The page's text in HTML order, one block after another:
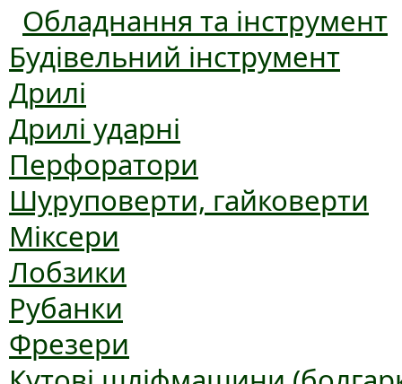
Обладнання та інструмент
Будівельний інструмент
Дрилі
Дрилі ударні
Перфоратори
Шуруповерти, гайковерти
Міксери
Лобзики
Рубанки
Фрезери